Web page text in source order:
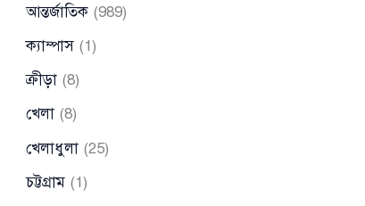
আন্তর্জাতিক (989)
ক্যাম্পাস (1)
ক্রীড়া (8)
খেলা (8)
খেলাধুলা (25)
চট্টগ্রাম (1)